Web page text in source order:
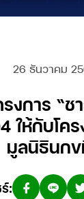
26 ธันวาคม
งการ “ช
ให้กับโค
มูลนิธินก
: